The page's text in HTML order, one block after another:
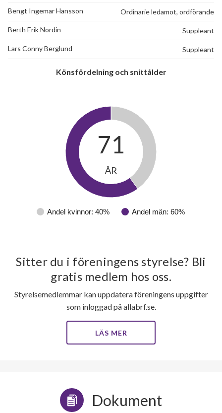
Bengt Ingemar Hansson Ordinarie ledamot, ordförande
Berth Erik Nordin Suppleant
Lars Conny Berglund Suppleant
Könsfördelning och snittålder
Andel kvinnor: 40% Andel män: 60%
71
ÅR
Sitter du i föreningens styrelse? Bli
gratis medlem hos oss.
Styrelsemedlemmar kan uppdatera föreningens uppgifter
som inloggad på allabrf.se.
LÄS MER
Dokument